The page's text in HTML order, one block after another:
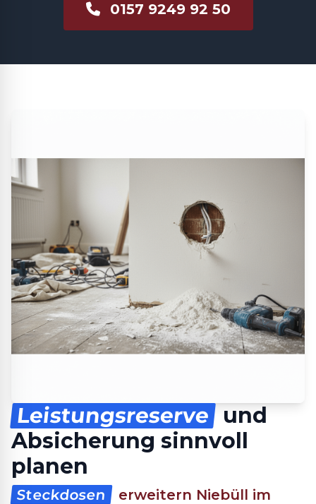
0157 9249 92 50
Leistungsreserve
und
Absicherung sinnvoll
planen
Steckdosen
erweitern Niebüll im